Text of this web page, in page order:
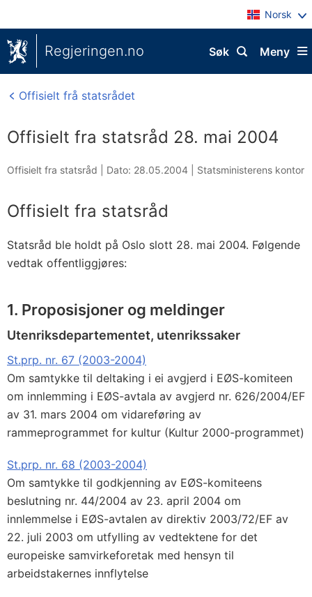
Norsk
Regjeringen.no Meny
Søk
Offisielt frå statsrådet
Offisielt fra statsråd 28. mai 2004
Offisielt fra statsråd | Dato: 28.05.2004 Statsministerens kontor
Offisielt fra statsråd
Statsråd ble holdt på Oslo slott 28. mai 2004. Følgende
vedtak offentliggjøres:
1. Proposisjoner og meldinger
Utenriksdepartementet, utenrikssaker
St.prp. nr. 67 (2003-2004)
Om samtykke til deltaking i ei avgjerd i EØS-komiteen
om innlemming i EØS-avtala av avgjerd nr. 626/2004/EF
av 31. mars 2004 om vidareføring av
rammeprogrammet for kultur (Kultur 2000-programmet)
St.prp. nr. 68 (2003-2004)
Om samtykke til godkjenning av EØS-komiteens
beslutning nr. 44/2004 av 23. april 2004 om
innlemmelse i EØS-avtalen av direktiv 2003/72/EF av
22. juli 2003 om utfylling av vedtektene for det
europeiske samvirkeforetak med hensyn til
arbeidstakernes innflytelse